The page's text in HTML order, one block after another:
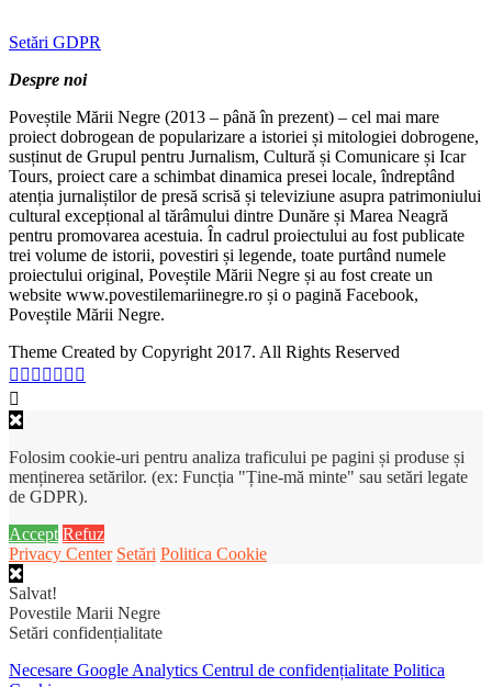
Setări GDPR
Despre noi
Poveștile Mării Negre (2013 – până în prezent) – cel mai mare
proiect dobrogean de popularizare a istoriei și mitologiei dobrogene,
susținut de Grupul pentru Jurnalism, Cultură și Comunicare și Icar
Tours, proiect care a schimbat dinamica presei locale, îndreptând
atenția jurnaliștilor de presă scrisă și televiziune asupra patrimoniului
cultural excepțional al tărâmului dintre Dunăre și Marea Neagră
pentru promovarea acestuia. În cadrul proiectului au fost publicate
trei volume de istorii, povestiri și legende, toate purtând numele
proiectului original, Poveștile Mării Negre și au fost create un
website www.povestilemariinegre.ro și o pagină Facebook,
Poveștile Mării Negre.
Theme Created by Copyright 2017. All Rights Reserved
Folosim cookie-uri pentru analiza traficului pe pagini și produse și
menținerea setărilor. (ex: Funcția "Ține-mă minte" sau setări legate
de GDPR).
Accept Refuz
Privacy Center Setări Politica Cookie
Salvat!
Povestile Marii Negre
Setări confidențialitate
Necesare Google Analytics Centrul de confidențialitate Politica